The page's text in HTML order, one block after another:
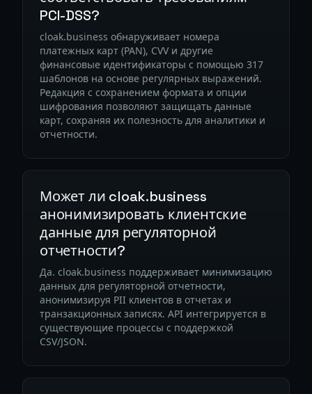
PCI-DSS?
cloak.business обнаруживает номера
платежных карт (PAN), CVV и другие
финансовые идентификаторы с помощью 317
шаблонов на основе регулярных выражений.
Редакция с сохранением формата и опции
шифрования позволяют защищать данные
карт, сохраняя их полезность для аналитики и
отчетности.
Может ли cloak.business
анонимизировать клиентские
данные для регуляторной
отчетности?
Да. cloak.business поддерживает минимизацию
данных для регуляторной отчетности,
анонимизируя PII клиентов в отчетах и
транзакционных записях. API интегрируется в
существующие процессы с поддержкой
CSV/JSON.